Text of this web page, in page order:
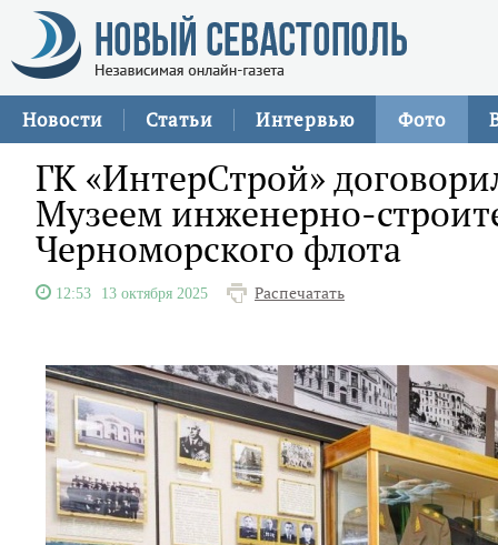
Новости Статьи Интервью Фото
ГК «ИнтерСтрой»
Музеем инженерно-
Черноморского флота
12:53 13 октября 2025 Распечатать